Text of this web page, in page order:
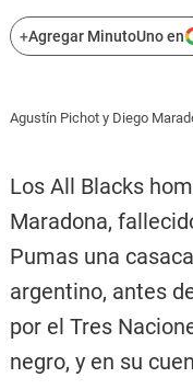
+Agregar MinutoUno en
Agustín Pichot y Diego
Los All Blacks
Maradona,
Pumas una
argentino, antes
por el Tres
negro, y en su